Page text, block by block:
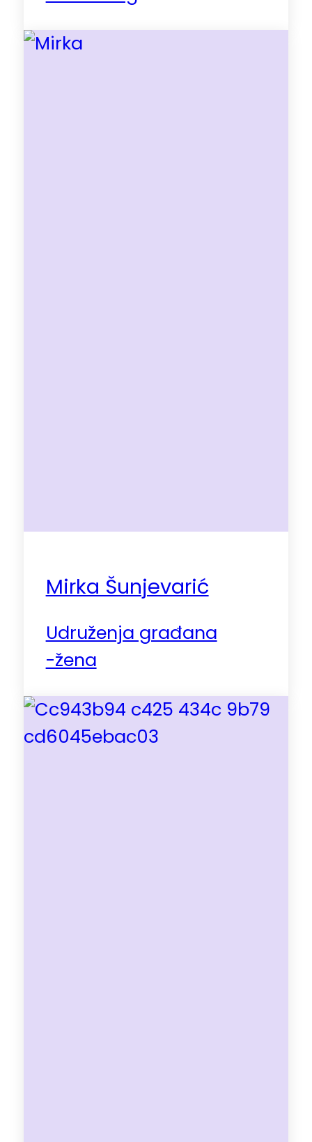
Mirka Šunjevarić
Udruženja građana
-žena